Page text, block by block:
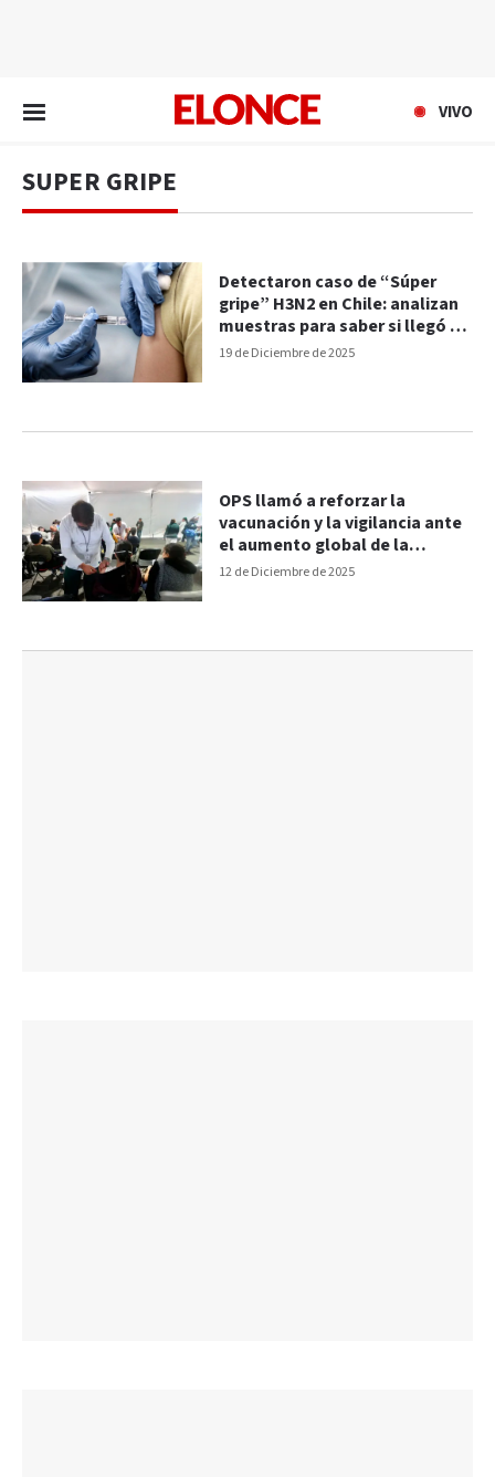
VIVO
SUPER GRIPE
19 de Diciembre de 2025
Detectaron caso de “Súper
gripe” H3N2 en Chile: analizan
muestras para saber si llegó a
Argentina
12 de Diciembre de 2025
OPS llamó a reforzar la
vacunación y la vigilancia ante
el aumento global de la
influenza A H3N2